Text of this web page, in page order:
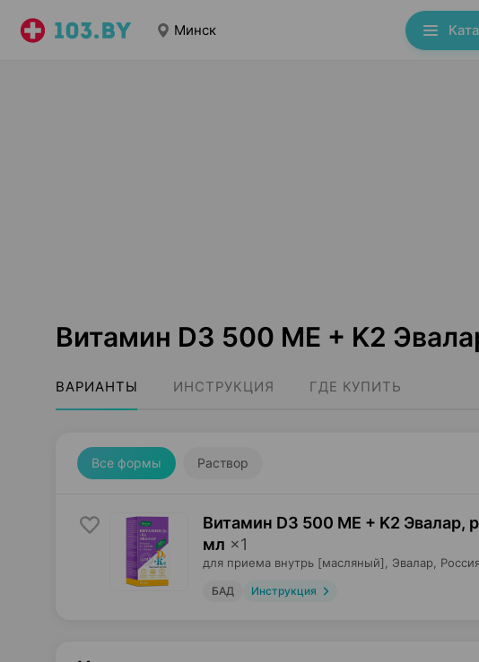
Минск
Витамин D3 500 ME + K2
ВАРИАНТЫ ИНСТРУКЦИЯ ГДЕ КУПИТЬ
Все формы Раствор
Витамин D3 500 ME + K2 Эвалар,
мл ×1
для приема внутрь [масляный], Эвалар ,
БАД Инструкция